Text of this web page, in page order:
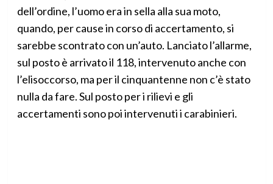
dell’ordine, l’uomo era in sella alla sua moto,
quando, per cause in corso di accertamento, si
sarebbe scontrato con un’auto. Lanciato l’allarme,
sul posto è arrivato il 118, intervenuto anche con
l’elisoccorso, ma per il cinquantenne non c’è stato
nulla da fare. Sul posto per i rilievi e gli
accertamenti sono poi intervenuti i carabinieri.